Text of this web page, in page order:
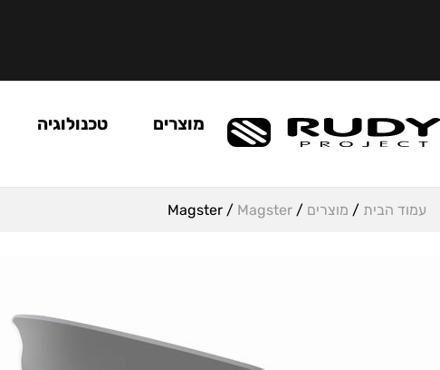
מוצרים טכנולוגיה
עמוד הבית / מוצרים /
Magster
/ Magster